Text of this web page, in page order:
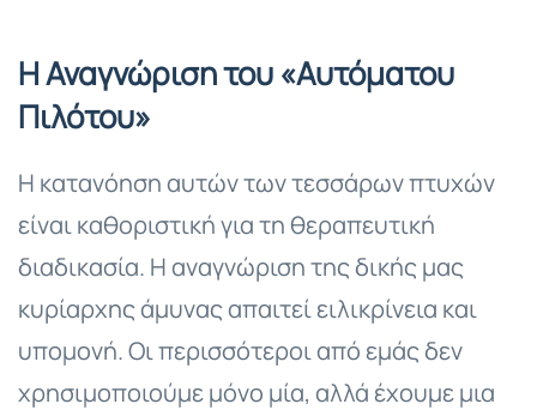
Η Αναγνώριση του «Αυτόματου
Πιλότου»
Η κατανόηση αυτών των τεσσάρων πτυχών
είναι καθοριστική για τη θεραπευτική
διαδικασία. Η αναγνώριση της δικής μας
κυρίαρχης άμυνας απαιτεί ειλικρίνεια και
υπομονή. Οι περισσότεροι από εμάς δεν
χρησιμοποιούμε μόνο μία, αλλά έχουμε μια